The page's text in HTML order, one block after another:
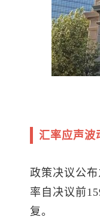
汇率应声波
政策决议公布
率自决议前
复。